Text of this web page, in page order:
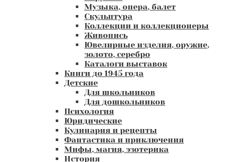
Музыка, опера, балет
Скульптура
Коллекции и коллекционеры
Живопись
Ювелирные изделия, оружие,
золото, серебро
Каталоги выставок
Книги до 1945 года
Детские
Для школьников
Для дошкольников
Психология
Юридические
Кулинария и рецепты
Фантастика и приключения
Мифы, магия, эзотерика
История